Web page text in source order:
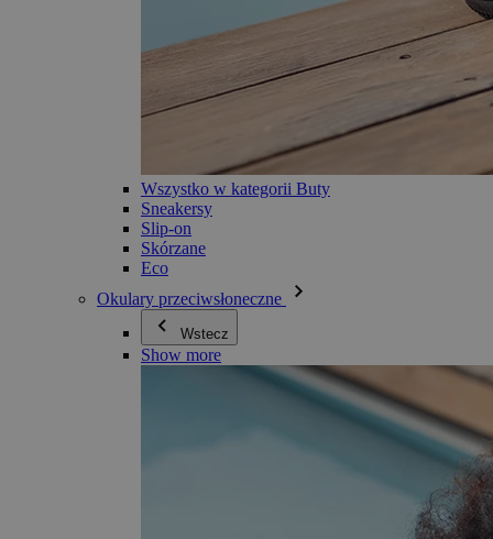
Wszystko w kategorii Buty
Sneakersy
Slip-on
Skórzane
Eco
Okulary przeciwsłoneczne
Wstecz
Show more